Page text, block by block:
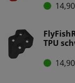
TPU